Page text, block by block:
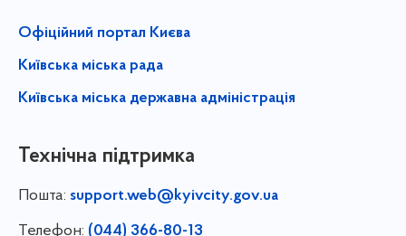
Офіційний портал Києва
Київська міська рада
Київська міська державна адміністрація
Технічна підтримка
Пошта: support.web@kyivcity.gov.ua
Телефон: (044) 366-80-13